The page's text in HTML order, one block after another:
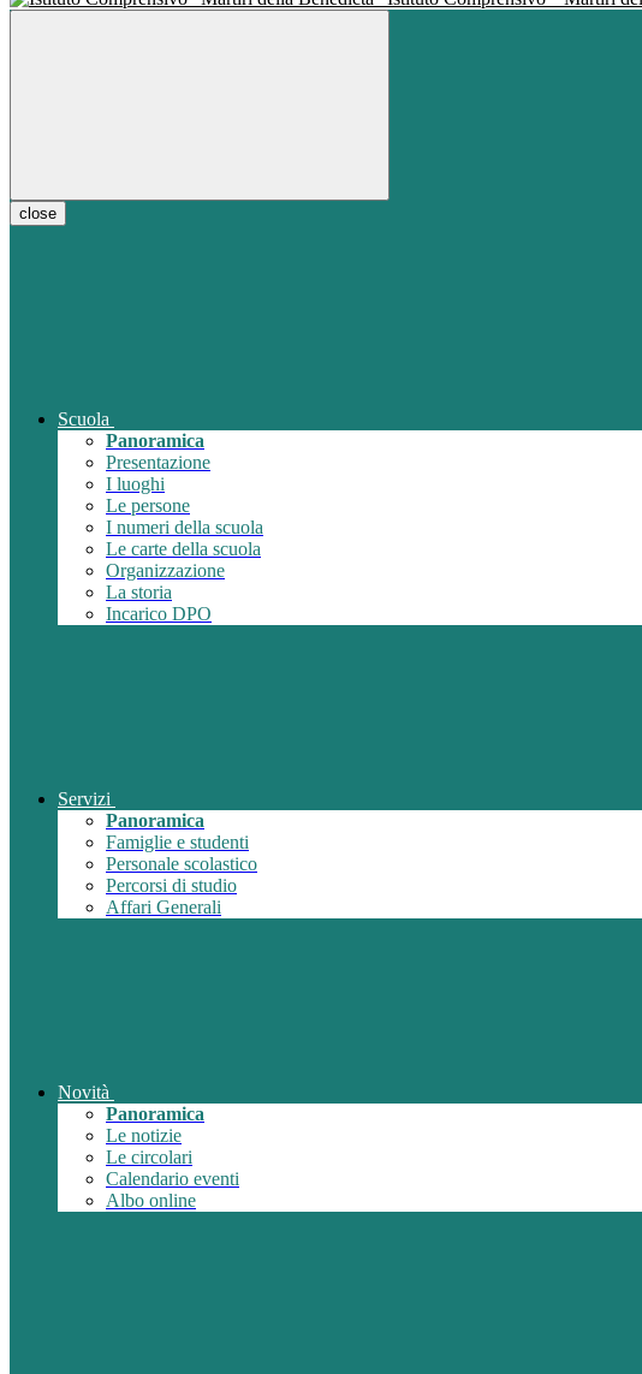
close
Scuola
Panoramica
Presentazione
I luoghi
Le persone
I numeri della scuola
Le carte della scuola
Organizzazione
La storia
Incarico DPO
Servizi
Panoramica
Famiglie e studenti
Personale scolastico
Percorsi di studio
Affari Generali
Novità
Panoramica
Le notizie
Le circolari
Calendario eventi
Albo online